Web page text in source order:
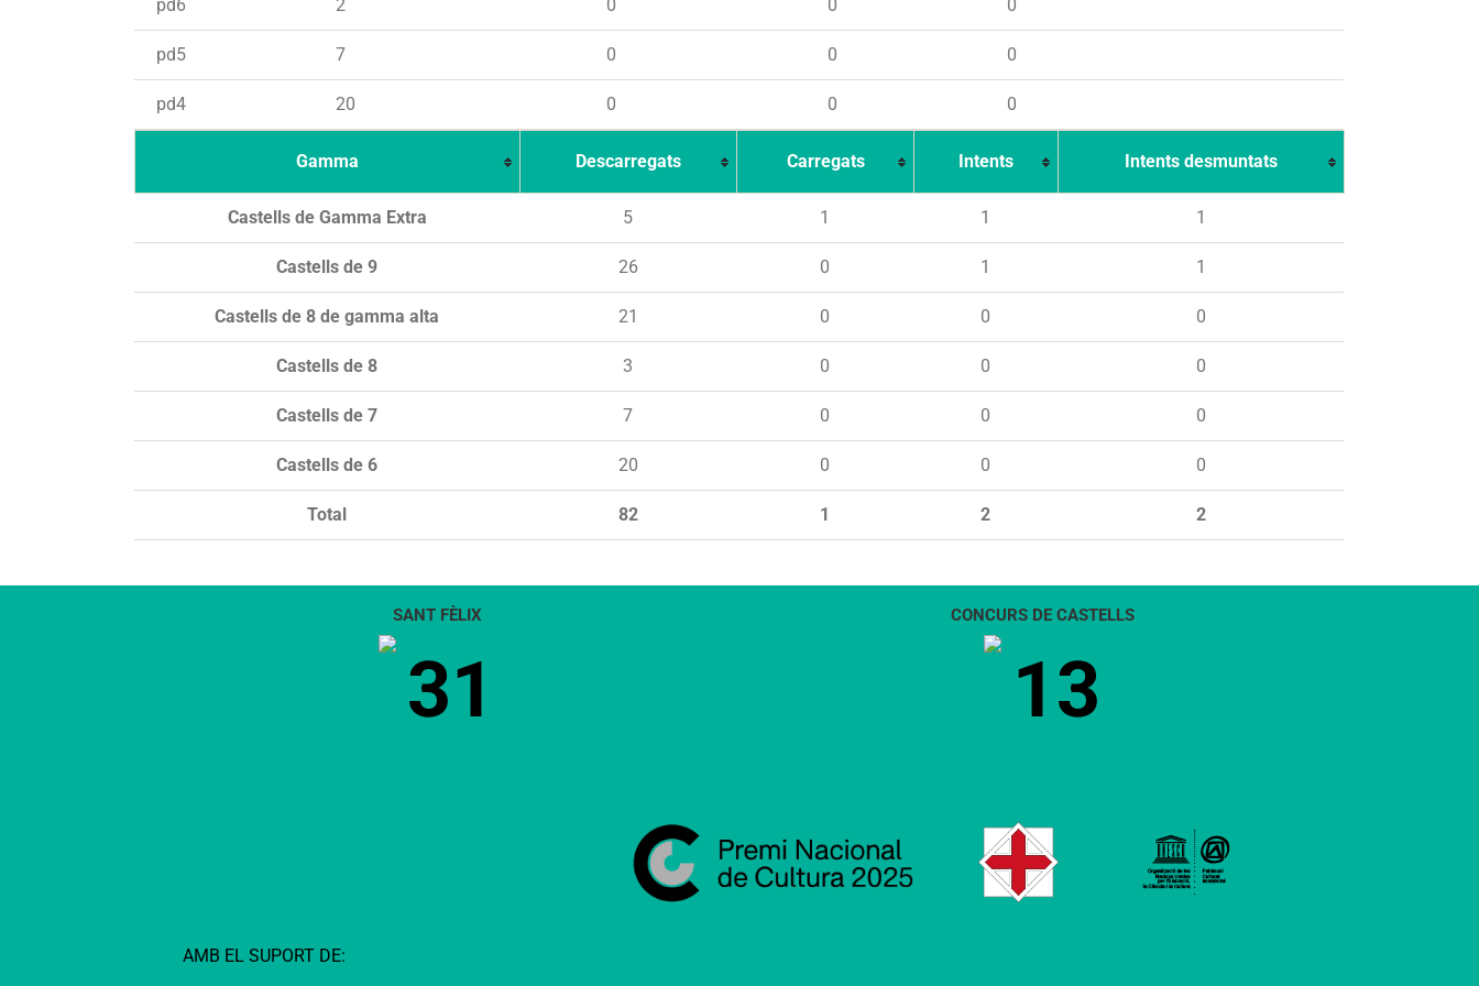
pd6 2 0 0 0
pd5 7 0 0 0
pd4 20 0 0 0
Gamma Descarregats Carregats Intents Intents desmuntats
Total 82 1 2 2
Castells de Gamma Extra 5 1 1 1
Castells de 9 26 0 1 1
Castells de 8 de gamma alta 21 0 0 0
Castells de 8 3 0 0 0
Castells de 7 7 0 0 0
Castells de 6 20 0 0 0
SANT FÈLIX
31
CONCURS DE CASTELLS
13
AMB EL SUPORT DE: